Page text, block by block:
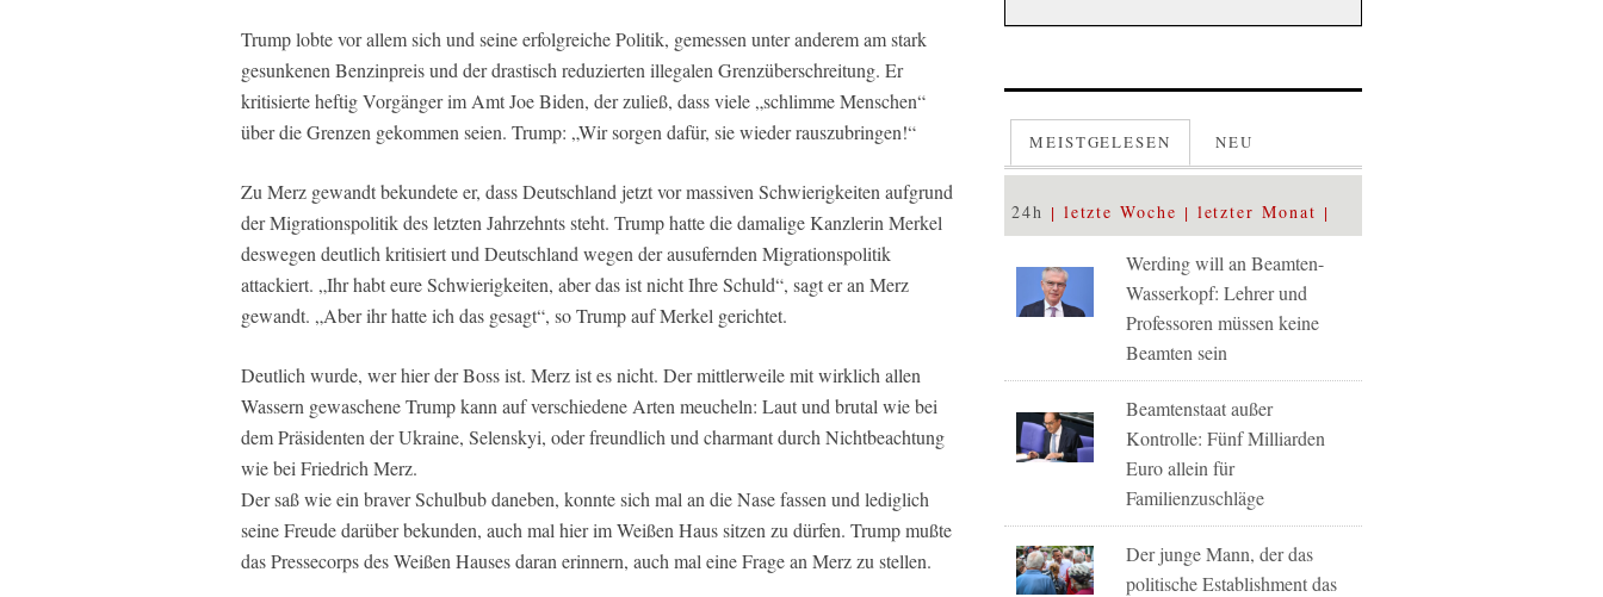
Trump lobte vor allem sich und seine erfolgreiche Politik, gemessen unter anderem am stark
gesunkenen Benzinpreis und der drastisch reduzierten illegalen Grenzüberschreitung. Er
kritisierte heftig Vorgänger im Amt Joe Biden, der zuließ, dass viele „schlimme Menschen“
über die Grenzen gekommen seien. Trump: „Wir sorgen dafür, sie wieder rauszubringen!“
Zu Merz gewandt bekundete er, dass Deutschland jetzt vor massiven Schwierigkeiten aufgrund
der Migrationspolitik des letzten Jahrzehnts steht. Trump hatte die damalige Kanzlerin Merkel
deswegen deutlich kritisiert und Deutschland wegen der ausufernden Migrationspolitik
attackiert. „Ihr habt eure Schwierigkeiten, aber das ist nicht Ihre Schuld“, sagt er an Merz
gewandt. „Aber ihr hatte ich das gesagt“, so Trump auf Merkel gerichtet.
Deutlich wurde, wer hier der Boss ist. Merz ist es nicht. Der mittlerweile mit wirklich allen
Wassern gewaschene Trump kann auf verschiedene Arten meucheln: Laut und brutal wie bei
dem Präsidenten der Ukraine, Selenskyi, oder freundlich und charmant durch Nichtbeachtung
wie bei Friedrich Merz.
Der saß wie ein braver Schulbub daneben, konnte sich mal an die Nase fassen und lediglich
seine Freude darüber bekunden, auch mal hier im Weißen Haus sitzen zu dürfen. Trump mußte
das Pressecorps des Weißen Hauses daran erinnern, auch mal eine Frage an Merz zu stellen.
MEISTGELESEN NEU
24h letzte Woche letzter Monat
Werding will an Beamten-
Wasserkopf: Lehrer und
Professoren müssen keine
Beamten sein
Beamtenstaat außer
Kontrolle: Fünf Milliarden
Euro allein für
Familienzuschläge
Der junge Mann, der das
politische Establishment das